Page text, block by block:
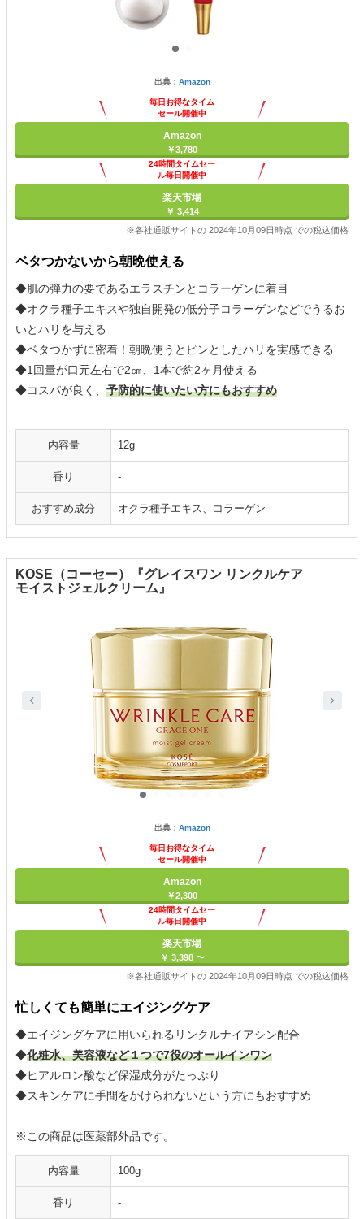
出典： Amazon
毎日お得なタイム
セール開催中
Amazon
￥3,780
24時間タイムセー
ル毎日開催中
楽天市場
￥ 3,414
※各社通販サイトの 2024年10月09日時点 での税込価格
ベタつかないから朝晩使える
◆肌の弾力の要であるエラスチンとコラーゲンに着目
◆オクラ種子エキスや独自開発の低分子コラーゲンなどでうるお
いとハリを与える
◆ベタつかずに密着！朝晩使うとピンとしたハリを実感できる
◆1回量が口元左右で2㎝、1本で約2ヶ月使える
◆コスパが良く、 予防的に使いたい方にもおすすめ
内容量 12g
香り -
おすすめ成分 オクラ種子エキス、コラーゲン
KOSE（コーセー）『グレイスワン リンクルケア
モイストジェルクリーム』
出典： Amazon
毎日お得なタイム
セール開催中
Amazon
￥2,300
24時間タイムセー
ル毎日開催中
楽天市場
￥ 3,398 〜
※各社通販サイトの 2024年10月09日時点 での税込価格
忙しくても簡単にエイジングケア
◆エイジングケアに用いられるリンクルナイアシン配合
◆化粧水、美容液など１つで7役のオールインワン
◆ヒアルロン酸など保湿成分がたっぷり
◆スキンケアに手間をかけられないという方にもおすすめ
※この商品は医薬部外品です。
内容量 100g
香り -